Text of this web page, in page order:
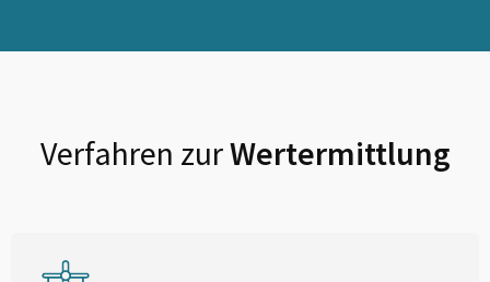
Verfahren zurWertermittlung